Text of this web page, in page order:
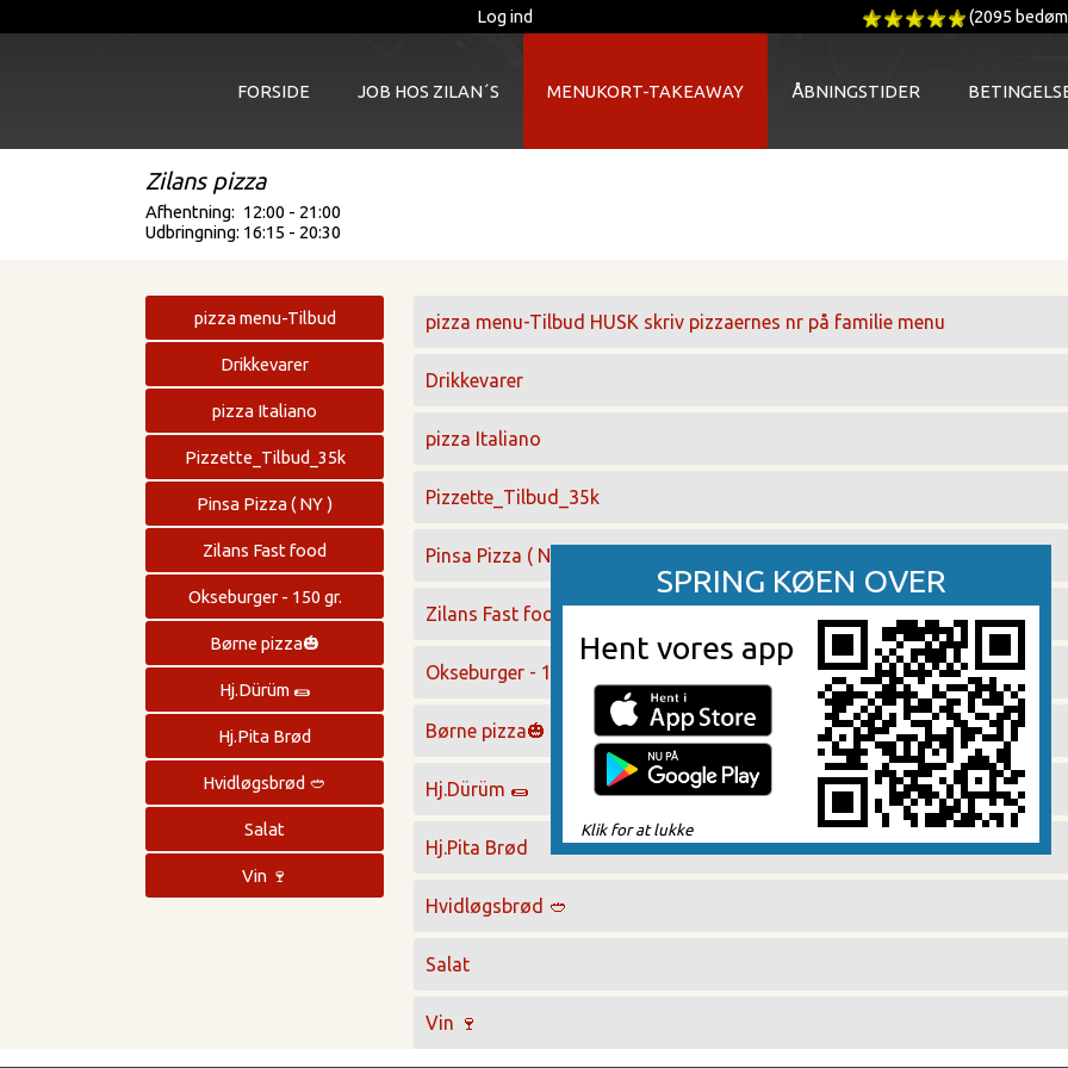
Log ind (2095
FORSIDE JOB HOS ZILAN´S MENUKORT-TAKEAWAY ÅBNINGSTIDER
Zilans pizza
Afhentning:
Udbringning:
12:00 - 21:00
16:15 - 20:30
pizza menu-Tilbud
Drikkevarer
pizza Italiano
Pizzette_Tilbud_35k
Pinsa Pizza ( NY )
Zilans Fast food
Okseburger - 150 gr.
Børne pizza🎃
Hj.Dürüm 🌯
Hj.Pita Brød
Hvidløgsbrød 🥙
Salat
Vin 🍷
pizza menu-Tilbud HUSK skriv pizzaernes nr på familie menu
Drikkevarer
pizza Italiano
Pizzette_Tilbud_35k
Pinsa Pizza ( NY )
Zilans Fast food
Okseburger - 150 gr. med Brioche burgerbolle
Børne pizza🎃
Hj.Dürüm 🌯
Hj.Pita Brød
Hvidløgsbrød 🥙
Salat
Vin 🍷
SPRING KØEN OVER
Hent vores app
Klik for at lukke